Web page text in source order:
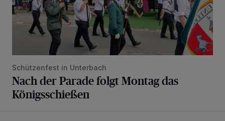
Schützenfest in Unterbach
Nach der Parade folgt Montag das
Königsschießen